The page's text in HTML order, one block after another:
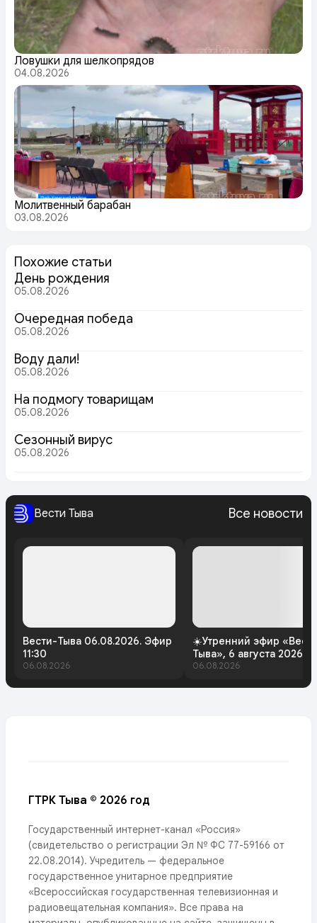
Ловушки для шелкопрядов
04.08.2026
Молитвенный барабан
03.08.2026
Похожие статьи
День рождения
05.08.2026
Очередная победа
05.08.2026
Воду дали!
05.08.2026
На подмогу товарищам
05.08.2026
Сезонный вирус
05.08.2026
Вести Тыва Все новости
Вести-Тыва 06.08.2026. Эфир
11:30
06.08.2026
☀️Утренний эфир
Тыва», 6 августа 2026
06.08.2026
ГТРК Тыва © 2026 год
Государственный интернет-канал «Россия»
(свидетельство о регистрации Эл № ФС 77-59166 от
22.08.2014). Учредитель — федеральное
государственное унитарное предприятие
«Всероссийская государственная телевизионная и
радиовещательная компания». Все права на